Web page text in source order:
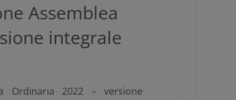
Assemblea
integrale
Ordinaria 2022 – versione